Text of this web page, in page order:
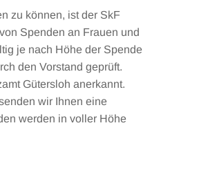
zu können, ist der SkF
Spenden an Frauen und
je nach Höhe der Spende
den Vorstand geprüft.
Gütersloh anerkannt.
wir Ihnen eine
werden in voller Höhe